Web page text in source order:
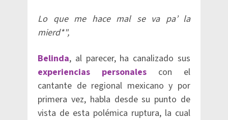
Lo que me hace mal se va pa’ la
mierd*",
Belinda, al parecer, ha canalizado sus
experiencias personales con el
cantante de regional mexicano y por
primera vez, habla desde su punto de
vista de esta polémica ruptura, la cual